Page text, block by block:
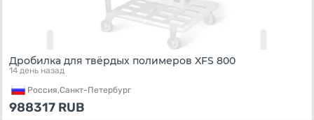
Дробилка для твёрдых полимеров XFS 800
14 день назад
Россия,Санкт-Петербург
988317 RUB